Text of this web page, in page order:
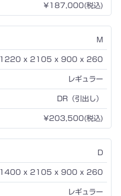
¥187,000(税込)
M
1220 x 2105 x 900 x 260
レギュラー
DR（引出し）
¥203,500(税込)
D
1400 x 2105 x 900 x 260
レギュラー